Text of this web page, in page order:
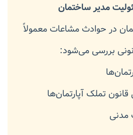
مدیر ساختمان
در حوادث مشاعات معمولاً
بررسی می‌شود:
قانون تملک آپارتمان‌ها
مدنی